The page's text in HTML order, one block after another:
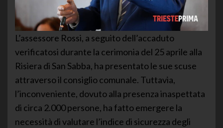
L’assessore Rossi, a seguito dell’accaduto
verificatosi durante la cerimonia del 25 aprile alla
Risiera di San Sabba, ha presentato le sue scuse
attraverso il consiglio comunale. Tuttavia,
l’inconveniente, dovuto alla presenza inaspettata
di circa 2.000 persone, ha fatto emergere la
necessità di valutare l’indice di sicurezza degli